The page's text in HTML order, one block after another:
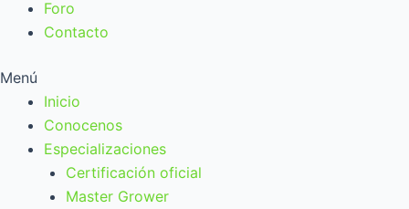
Foro
Contacto
Menú
Inicio
Conocenos
Especializaciones
Certificación oficial
Master Grower